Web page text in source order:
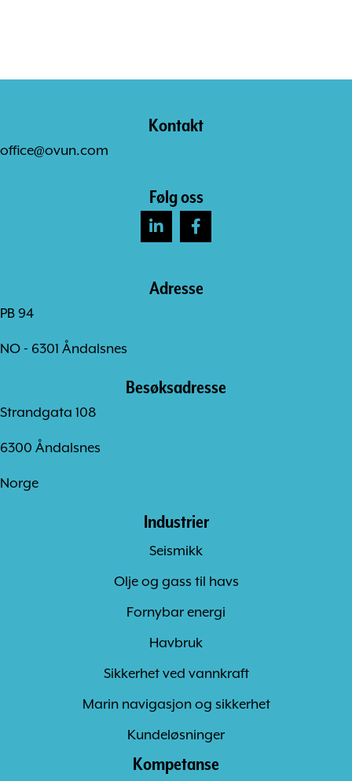
Kontakt
office@ovun.com
Følg oss
Adresse
PB 94
NO - 6301 Åndalsnes
Besøksadresse
Strandgata 108
6300 Åndalsnes
Norge
Industrier
Seismikk
Olje og gass til havs
Fornybar energi
Havbruk
Sikkerhet ved vannkraft
Marin navigasjon og sikkerhet
Kundeløsninger
Kompetanse